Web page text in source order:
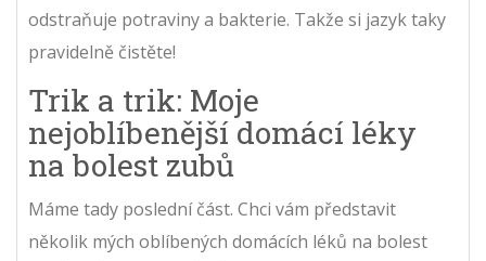
odstraňuje potraviny a bakterie. Takže si jazyk taky
pravidelně čistěte!
Trik a trik: Moje
nejoblíbenější domácí léky
na bolest zubů
Máme tady poslední část. Chci vám představit
několik mých oblíbených domácích léků na bolest